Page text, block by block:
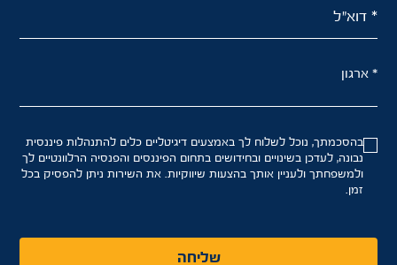
* דוא"ל
* ארגון
בהסכמתך, נוכל לשלוח לך באמצעים דיגיטליים כלים להתנהלות פיננסית
נבונה, לעדכן בשינויים ובחידושים בתחום הפיננסים והפנסיה הרלוונטיים לך
ולמשפחתך ולעניין אותך בהצעות שיווקיות. את השירות ניתן להפסיק בכל
זמן.
שליחה